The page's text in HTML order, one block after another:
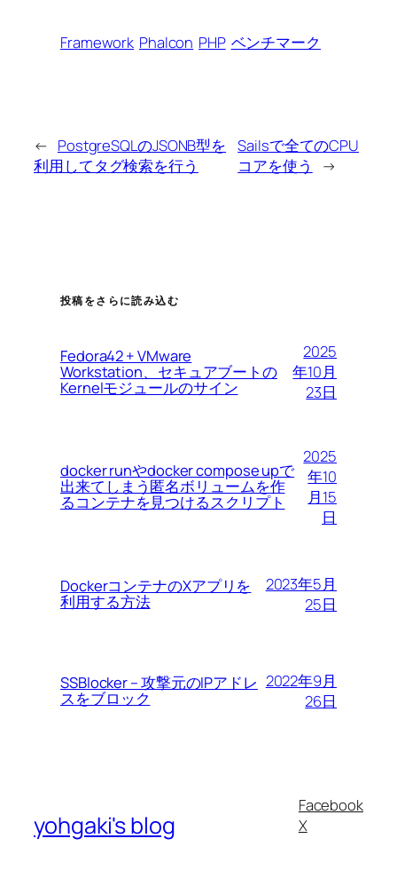
Framework Phalcon PHP ベンチマーク
← PostgreSQLのJSONB型を
利用してタグ検索を行う
Sailsで全てのCPU
コアを使う
→
投稿をさらに読み込む
Fedora42 + VMware
Workstation、セキュアブートの
Kernelモジュールのサイン
2025
年10月
23日
docker runやdocker compose upで
出来てしまう匿名ボリュームを作
るコンテナを見つけるスクリプト
2025
年10
月15
日
DockerコンテナのXアプリを
利用する方法
2023年5月
25日
SSBlocker – 攻撃元のIPアドレ
スをブロック
2022年9月
26日
yohgaki's blog
Facebook
X